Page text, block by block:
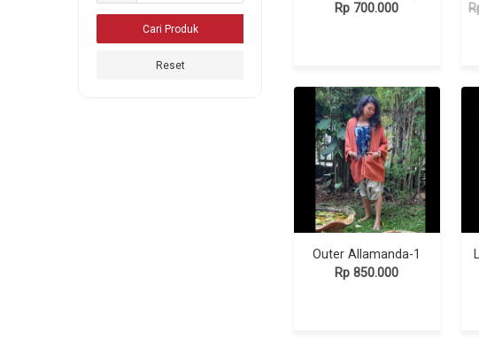
Reset
Rp 700.000
Outer Allamanda-1
Rp 850.000